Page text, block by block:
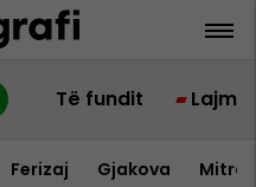
Të fundit Lajme
Ferizaj Gjakova